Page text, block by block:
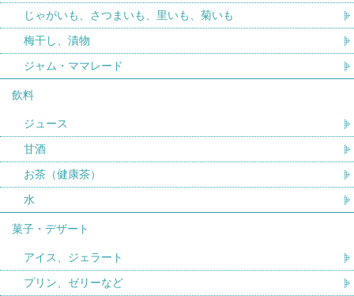
じゃがいも、さつまいも、里いも、菊いも
梅干し、漬物
ジャム・ママレード
飲料
ジュース
甘酒
お茶（健康茶）
水
菓子・デザート
アイス、ジェラート
プリン、ゼリーなど